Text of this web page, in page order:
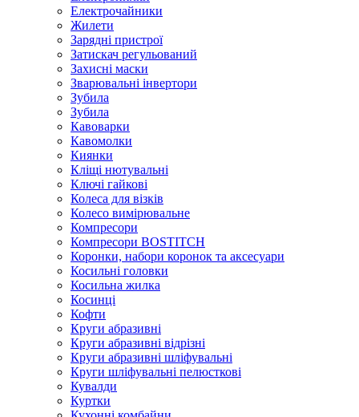
Електрочайники
Жилети
Зарядні пристрої
Затискач регульований
Захисні маски
Зварювальні інвертори
Зубила
Зубила
Кавоварки
Кавомолки
Киянки
Кліщі нютувальні
Ключі гайкові
Колеса для візків
Колесо вимірювальне
Компресори
Компресори BOSTITCH
Коронки, набори коронок та аксесуари
Косильні головки
Косильна жилка
Косинці
Кофти
Круги абразивні
Круги абразивні відрізні
Круги абразивні шліфувальні
Круги шліфувальні пелюсткові
Кувалди
Куртки